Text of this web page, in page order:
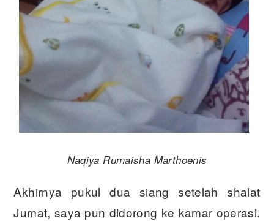
Naqiya Rumaisha Marthoenis
Akhirnya pukul dua siang setelah shalat
Jumat, saya pun didorong ke kamar operasi.